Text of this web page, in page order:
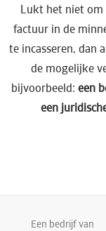
Lukt het niet om
factuur in de
te incasseren, dan
de mogelijke
bijvoorbeeld: een
een
Een bedrijf van